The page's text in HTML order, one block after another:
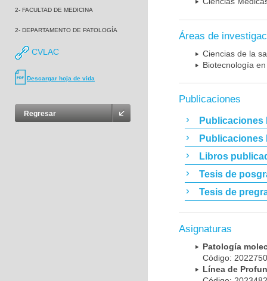
2- FACULTAD DE MEDICINA
2- DEPARTAMENTO DE PATOLOGÍA
CVLAC
Descargar hoja de vida
Regresar
Áreas de
Ciencias de la
Biotecnología
Publicaciones
Publicaciones
Publicaciones
Libros
Tesis de
Tesis de
Asignaturas
Patología
Código:
Línea de